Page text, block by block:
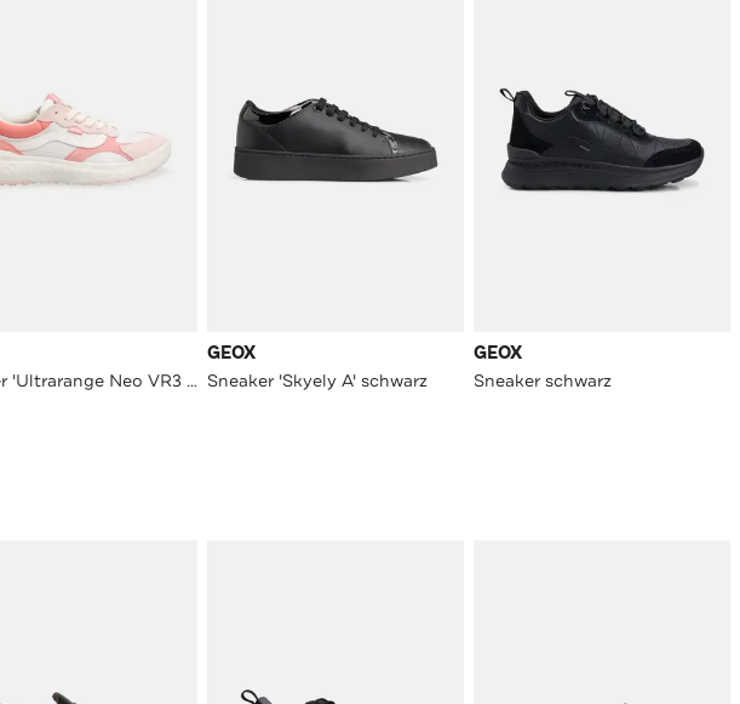
Sneaker 'Ultrarange Neo VR3 MTE' mehrfarbig
GEOX
Sneaker 'Skyely A' schwarz
GEOX
Sneaker schwarz